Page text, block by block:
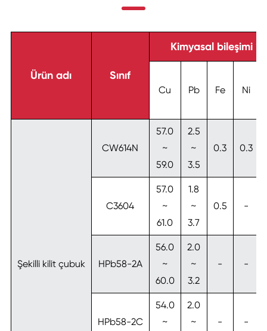
Ürün adı Sınıf
Kimyasal bileşimi
Cu Pb Fe Ni
Şekilli kilit çubuk
CW614N
57.0
~
59.0
2.5
~
3.5
0.3 0.3
C3604
57.0
~
61.0
1.8
~
3.7
0.5 -
HPb58-2A
56.0
~
60.0
2.0
~
3.2
- -
HPb58-2C
54.0
~
2.0
~
- -